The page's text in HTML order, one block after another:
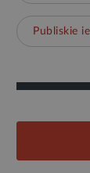
Publiskie